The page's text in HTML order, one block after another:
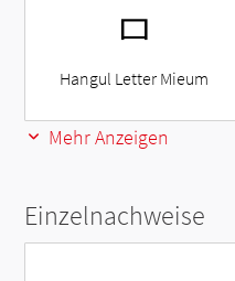
ㅁ
Hangul Letter Mieum
Mehr Anzeigen
Einzelnachweise